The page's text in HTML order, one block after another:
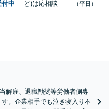
付中
ど)は応相談
（平日）
解雇、退職勧奨等労働者側専
。企業相手でも泣き寝入り不